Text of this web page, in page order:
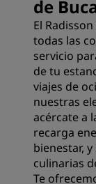
de
El
todas las
servicio
de tu
viajes de
nuestras
acércate a
recarga
bienestar,
culinarias
Te